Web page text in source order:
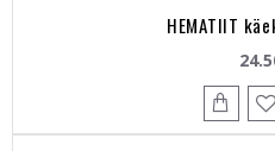
HEMATIIT